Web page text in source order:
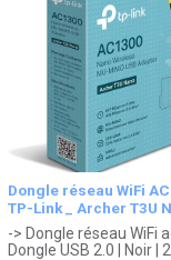
Dongle réseau WiFi
TP-Link _ Archer T3U
-> Dongle réseau WiFi
Dongle USB 2.0 | Noir |